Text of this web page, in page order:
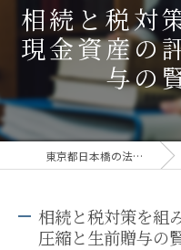
相続と税対
現金資産の
与の
東京都日本橋の法律事務所なら弁護士 濵門俊也
相続と税対策を組
圧縮と生前贈与の